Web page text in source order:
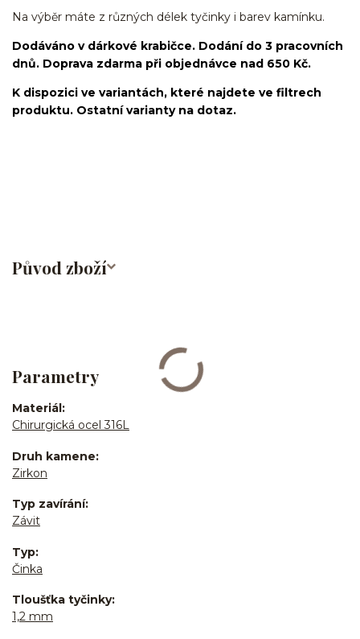
Na výběr máte z různých délek tyčinky i barev kamínku.
Dodáváno v dárkové krabičce. Dodání do 3 pracovních
dnů. Doprava zdarma při objednávce nad 650 Kč.
K dispozici ve variantách, které najdete ve filtrech
produktu. Ostatní varianty na dotaz.
Původ zboží
Parametry
Materiál
Chirurgická ocel 316L
Druh kamene
Zirkon
Typ zavírání
Závit
Typ
Činka
Tloušťka tyčinky
1,2 mm